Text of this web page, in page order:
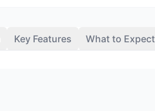
Key Features What to Expect